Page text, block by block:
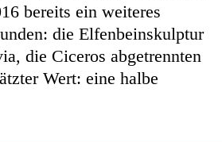
bereits ein weiteres
die Elfenbeinskulptur
die Ciceros abgetrennten
Wert: eine halbe